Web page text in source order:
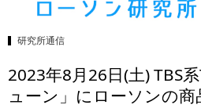
研究所通信
2023年8月26日(土) TBS
ューン」にローソンの